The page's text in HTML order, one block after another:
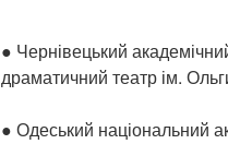
● Чернівецький
драматичний театр ім.
● Одеський національний